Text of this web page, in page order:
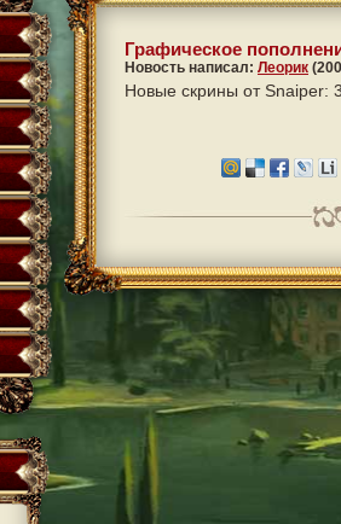
Графическое
Новость написал: Леорик
Новые скрины от